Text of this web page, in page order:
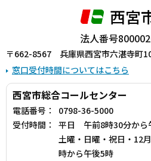
西宮
法人番号
〒662-8567 兵庫県西宮市六湛寺町10
窓口受付時間についてはこちら
西宮市総合コールセンター
電話番号：
0798-36-5000
受付時間：
平日 午前8時30分から
土曜・日曜・祝日・12
時から午後5時